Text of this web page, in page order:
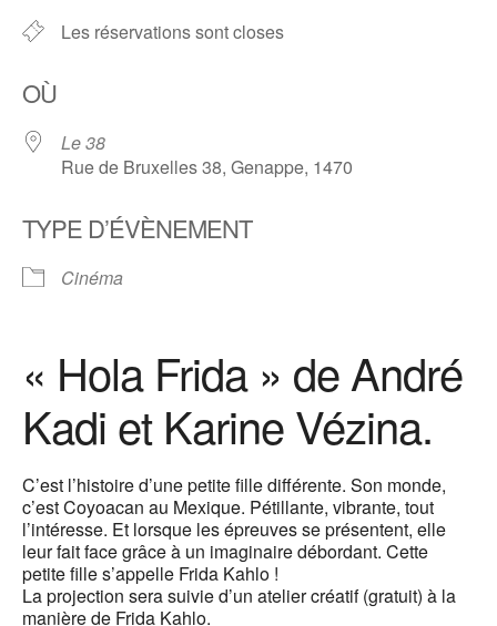
Les réservations sont closes
OÙ
Le 38
Rue de Bruxelles 38, Genappe, 1470
TYPE D’ÉVÈNEMENT
Cinéma
« Hola Frida » de André
Kadi et Karine Vézina.
C’est l’histoire d’une petite fille différente. Son monde,
c’est Coyoacan au Mexique. Pétillante, vibrante, tout
l’intéresse. Et lorsque les épreuves se présentent, elle
leur fait face grâce à un imaginaire débordant. Cette
petite fille s’appelle Frida Kahlo !
La projection sera suivie d’un atelier créatif (gratuit) à la
manière de Frida Kahlo.